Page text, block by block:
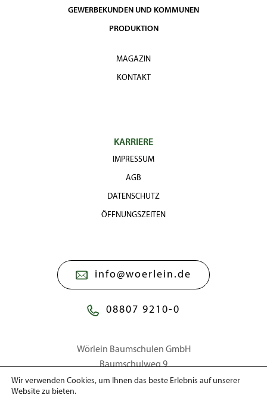
GEWERBEKUNDEN UND KOMMUNEN
PRODUKTION
MAGAZIN
KONTAKT
KARRIERE
IMPRESSUM
AGB
DATENSCHUTZ
ÖFFNUNGSZEITEN
info@woerlein.de
08807 9210-0
Wörlein Baumschulen GmbH
Baumschulweg 9
86911 Dießen a. Ammersee
Wir verwenden Cookies, um Ihnen das beste Erlebnis auf unserer
Website zu bieten.